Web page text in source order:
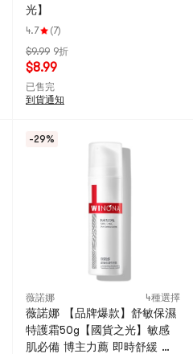
光】
4.7
(7)
$9.99 9折
$8.99
已售完
到貨通知
-29%
薇諾娜 4種選擇
薇諾娜 【品牌爆款】舒敏保濕
特護霜50g【國貨之光】敏感
肌必備 博主力薦 即時舒緩 適